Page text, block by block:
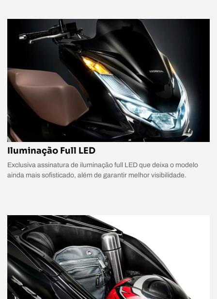
Iluminação Full LED
Exclusiva assinatura de iluminação full LED que deixa o modelo
ainda mais sofisticado, além de garantir melhor visibilidade.